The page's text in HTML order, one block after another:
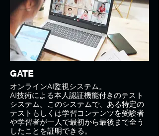
GATE
オンラインAI監視システム。
AI技術による本人認証機能付きのテスト
システム。このシステムで、ある特定の
テストもしくは学習コンテンツを受験者
や学習者が一人で最初から最後まで全う
したことを証明できる。